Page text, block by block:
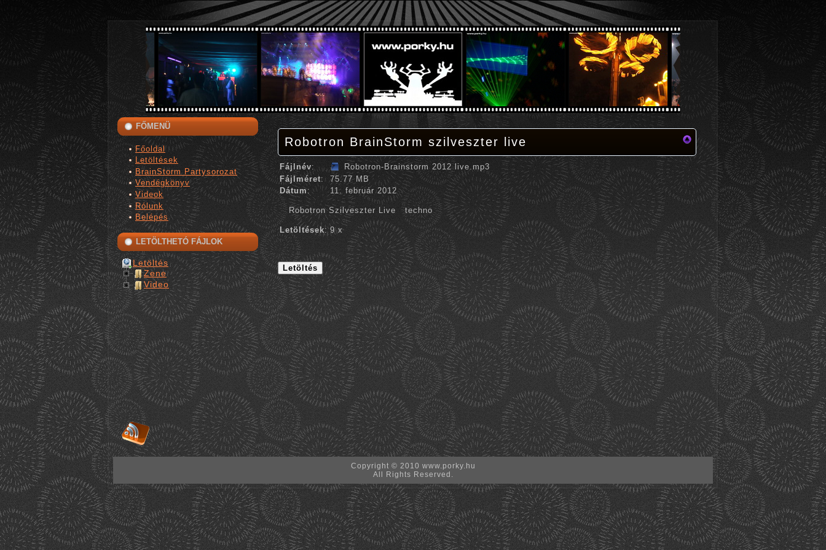
FŐMENÜ
Főoldal
Letöltések
BrainStorm Partysorozat
Vendégkönyv
Videok
Rólunk
Belépés
LETÖLTHETÓ FÁJLOK
Letöltés
Zene
Video
Robotron BrainStorm szilveszter live
Fájlnév:
Robotron-Brainstorm 2012 live.mp3
Fájlméret:
75.77 MB
Dátum: 11. február 2012
Robotron Szilveszter Live techno
Letöltések: 9 x
Copyright © 2010 www.porky.hu
All Rights Reserved.